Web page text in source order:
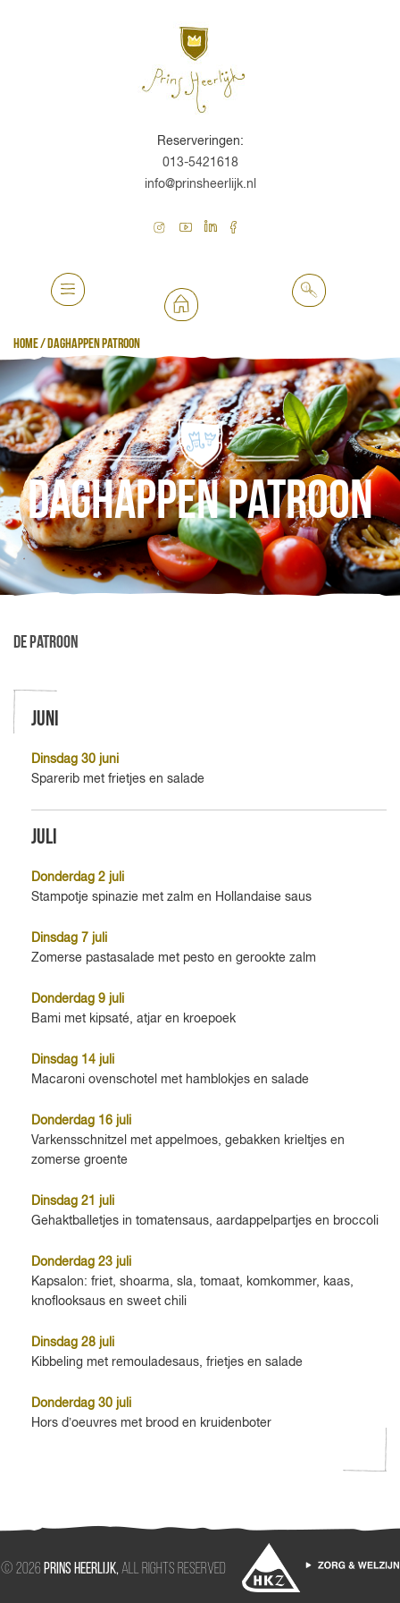
Reserveringen:
013-5421618
info@prinsheerlijk.nl
Home/Daghappen Patroon
Daghappen Patroon
De Patroon
Juni
Dinsdag 30 juni
Sparerib met frietjes en salade
Juli
Donderdag 2 juli
Stampotje spinazie met zalm en Hollandaise saus
Dinsdag 7 juli
Zomerse pastasalade met pesto en gerookte zalm
Donderdag 9 juli
Bami met kipsaté, atjar en kroepoek
Dinsdag 14 juli
Macaroni ovenschotel met hamblokjes en salade
Donderdag 16 juli
Varkensschnitzel met appelmoes, gebakken krieltjes en
zomerse groente
Dinsdag 21 juli
Gehaktballetjes in tomatensaus, aardappelpartjes en broccoli
Donderdag 23 juli
Kapsalon: friet, shoarma, sla, tomaat, komkommer, kaas,
knoflooksaus en sweet chili
Dinsdag 28 juli
Kibbeling met remouladesaus, frietjes en salade
Donderdag 30 juli
Hors d’oeuvres met brood en kruidenboter
© 2026PRINS HEERLIJK,All rights reserved